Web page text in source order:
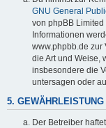
GNU General
von phpBB
Informationen
www.phpbb.de zur
die Art und Weise,
insbesondere die
untersagen oder
5. GEWÄHRLEISTUNG
Der Betreiber